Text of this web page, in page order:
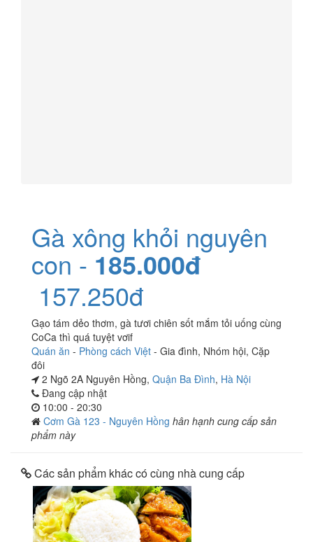
Gà xông khỏi nguyên
con - 185.000đ
157.250đ
Gạo tám dẻo thơm, gà tươi chiên sốt mắm tỏi uống cùng
CoCa thì quá tuyệt vơif
Quán ăn - Phòng cách Việt - Gia đình, Nhóm hội, Cặp
đôi
2 Ngõ 2A Nguyên Hồng, Quận Ba Đình, Hà Nội
Đang cập nhật
10:00 - 20:30
Cơm Gà 123 - Nguyên Hồng hân hạnh cung cấp sản
phẩm này
Các sản phẩm khác có cùng nhà cung cấp